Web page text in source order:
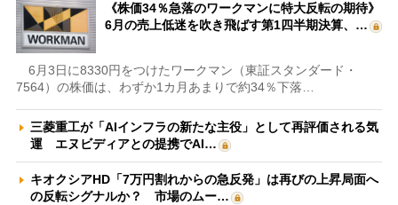
《株価34％急落のワークマンに特大反転の期待》
6月の売上低迷を吹き飛ばす第1四半期決算、…
6月3日に8330円をつけたワークマン（東証スタンダード・
7564）の株価は、わずか1カ月あまりで約34％下落…
三菱重工が「AIインフラの新たな主役」として再評価される気
運 エヌビディアとの提携でAI…
キオクシアHD「7万円割れからの急反発」は再びの上昇局面へ
の反転シグナルか？ 市場のムー…